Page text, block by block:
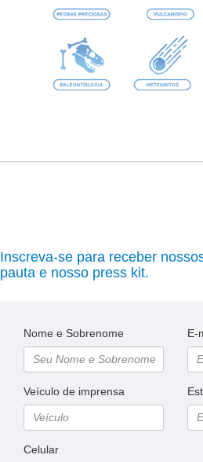
Inscreva-se para receber
pauta e nosso press kit.
Nome e Sobrenome E-
Veículo de imprensa
Celular